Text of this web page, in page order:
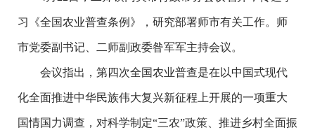
习《全国农业普查条例》，研究部署师市有关工作。师
市党委副书记、二师副政委昝军军主持会议。
会议指出，第四次全国农业普查是在以中国式现代
化全面推进中华民族伟大复兴新征程上开展的一项重大
国情国力调查，对科学制定“三农”政策、推进乡村全面振